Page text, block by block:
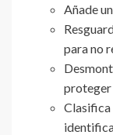
Añade
para no
proteger
Clasifica